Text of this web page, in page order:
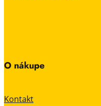
O nákupe
Kontakt